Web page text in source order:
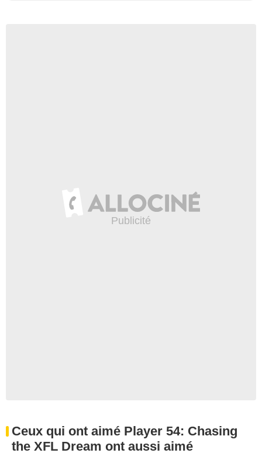
Ceux qui ont aimé Player 54: Chasing
the XFL Dream ont aussi aimé